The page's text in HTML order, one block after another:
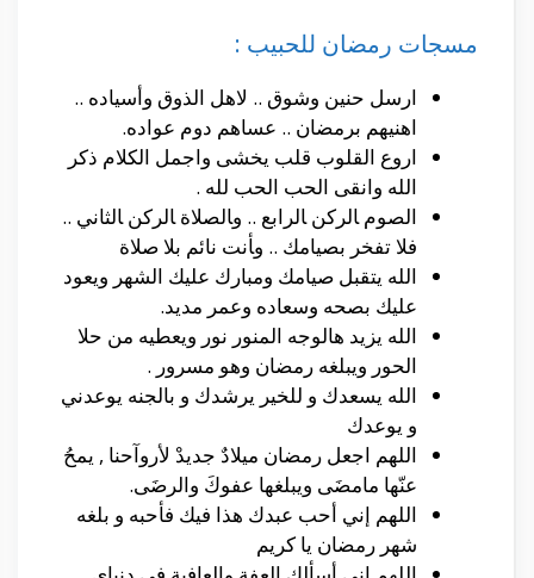
مسجات رمضان للحبيب :
ارسل حنين وشوق .. لاهل الذوق وأسياده ..
اهنيهم برمضان .. عساهم دوم عواده.
اروع القلوب قلب يخشى واجمل الكلام ذكر
الله وانقى الحب الحب لله .
الصوم ﺎلركن ﺎلرابع .. وﺎلصلاة ﺎلركن ﺎلثاني ..
فلا تفخر بصيامك .. وﺄنت نائم بلا صلاة
الله يتقبل صيامك ومبارك عليك الشهر ويعود
عليك بصحه وسعاده وعمر مديد.
الله يزيد هالوجه المنور نور ويعطيه من حلا
الحور ويبلغه رمضان وهو مسرور .
الله يسعدك و للخير يرشدك و بالجنه يوعدني
و يوعدك
اللهم اجعل رمضان ميلادٌ جديدْ لأروآحنا , يمحُ
عنّها مامضَى ويبلغها عفوكَ والرضَى.
اللهم إني أحب عبدك هذا فيك فأحبه و بلغه
شهر رمضان يا كريم